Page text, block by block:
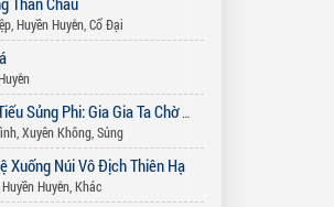
, Huyền Huyễn, Cổ Đại
Bạo Tiếu Sủng Phi: Gia Gia Ta Chờ Ngươi Bỏ Vợ (Song Thế Sủng Phi)
, Xuyên Không, Sủng
Xuống Núi Vô Địch Thiên Hạ
Huyền Huyễn, Khác